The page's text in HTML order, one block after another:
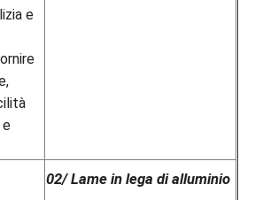
e
e
02/ Lame in lega di alluminio